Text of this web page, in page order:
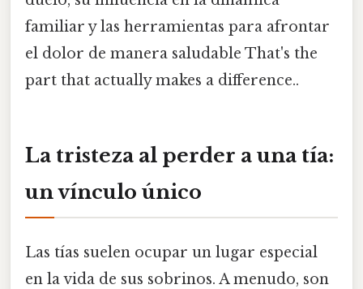
familiar y las herramientas para afrontar
el dolor de manera saludable That's the
part that actually makes a difference..
La tristeza al perder a una tía:
un vínculo único
Las tías suelen ocupar un lugar especial
en la vida de sus sobrinos. A menudo, son